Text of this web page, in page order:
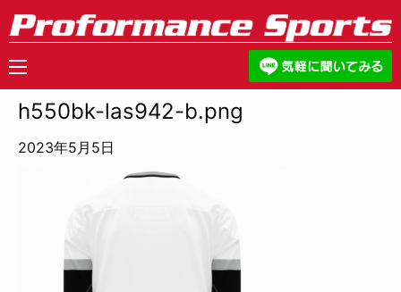
h550bk-las942-b.png
2023年5月5日